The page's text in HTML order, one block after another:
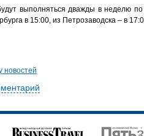
выполняться дважды в неделю
в 15:00, из Петрозаводска – в
новостей